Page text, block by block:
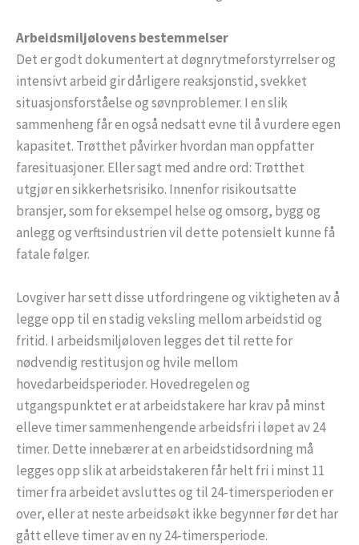
Arbeidsmiljølovens bestemmelser
Det er godt dokumentert at døgnrytmeforstyrrelser og
intensivt arbeid gir dårligere reaksjonstid, svekket
situasjonsforståelse og søvnproblemer. I en slik
sammenheng får en også nedsatt evne til å vurdere egen
kapasitet. Trøtthet påvirker hvordan man oppfatter
faresituasjoner. Eller sagt med andre ord: Trøtthet
utgjør en sikkerhetsrisiko. Innenfor risikoutsatte
bransjer, som for eksempel helse og omsorg, bygg og
anlegg og verftsindustrien vil dette potensielt kunne få
fatale følger.
Lovgiver har sett disse utfordringene og viktigheten av å
legge opp til en stadig veksling mellom arbeidstid og
fritid. I arbeidsmiljøloven legges det til rette for
nødvendig restitusjon og hvile mellom
hovedarbeidsperioder. Hovedregelen og
utgangspunktet er at arbeidstakere har krav på minst
elleve timer sammenhengende arbeidsfri i løpet av 24
timer. Dette innebærer at en arbeidstidsordning må
legges opp slik at arbeidstakeren får helt fri i minst 11
timer fra arbeidet avsluttes og til 24-timersperioden er
over, eller at neste arbeidsøkt ikke begynner før det har
gått elleve timer av en ny 24-timersperiode.